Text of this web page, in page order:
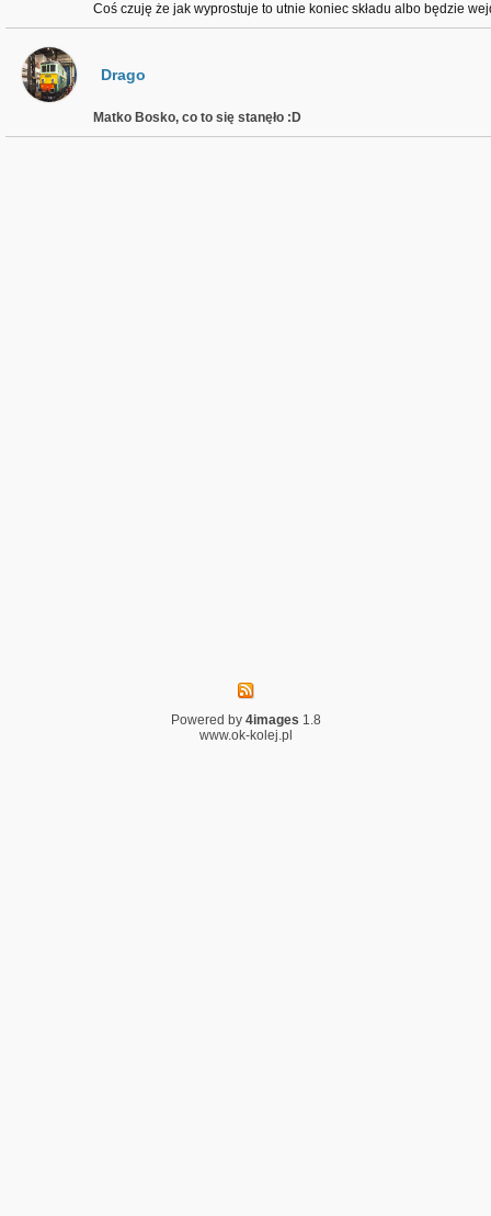
Coś czuję że jak wyprostuje to utnie koniec składu albo będzie
Drago
Matko Bosko, co to się stanęło :D
Powered by 4images 1.8
www.ok-kolej.pl